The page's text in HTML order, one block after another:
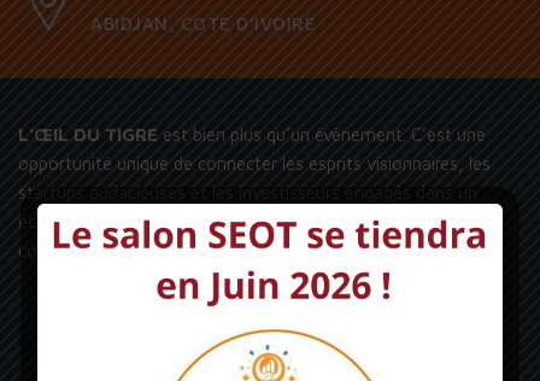
ABIDJAN, COTE D'IVOIRE
L’ŒIL DU TIGRE est bien plus qu’un événement. C’est une
opportunité unique de connecter les esprits visionnaires, les
startups audacieuses et les investisseurs engagés dans un
écosystème propice à la croissance, à l’innovation et à la
collaboration